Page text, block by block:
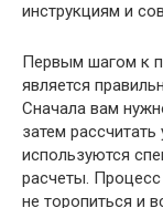
инструкциям и
Первым шагом к
является
Сначала вам
затем
используются
расчеты.
не торопиться и